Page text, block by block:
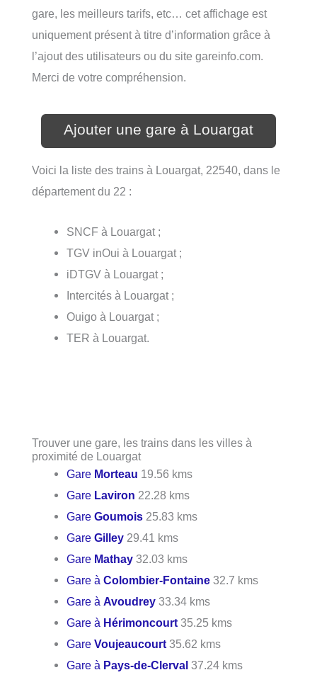
gare, les meilleurs tarifs, etc… cet affichage est
uniquement présent à titre d’information grâce à
l’ajout des utilisateurs ou du site gareinfo.com.
Merci de votre compréhension.
Ajouter une gare à Louargat
Voici la liste des trains à Louargat, 22540, dans le
département du 22 :
SNCF à Louargat ;
TGV inOui à Louargat ;
iDTGV à Louargat ;
Intercités à Louargat ;
Ouigo à Louargat ;
TER à Louargat.
Trouver une gare, les trains dans les villes à
proximité de Louargat
Gare Morteau 19.56 kms
Gare Laviron 22.28 kms
GareGoumois 25.83 kms
GareGilley 29.41 kms
Gare Mathay 32.03 kms
Gare àColombier-Fontaine 32.7 kms
Gare àAvoudrey 33.34 kms
Gare à Hérimoncourt 35.25 kms
GareVoujeaucourt 35.62 kms
Gare à Pays-de-Clerval 37.24 kms